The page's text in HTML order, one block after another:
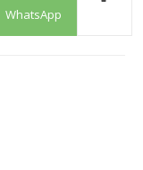
WhatsApp